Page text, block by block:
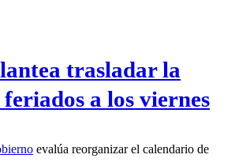
trasladar la
a los viernes
evalúa reorganizar el calendario de